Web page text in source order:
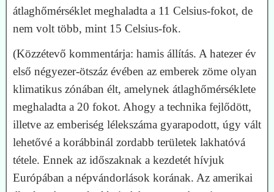
átlaghőmérséklet meghaladta a 11 Celsius-fokot, de
nem volt több, mint 15 Celsius-fok.
(Közzétevő kommentárja: hamis állítás. A hatezer év
első négyezer-ötszáz évében az emberek zöme olyan
klimatikus zónában élt, amelynek átlaghőmérséklete
meghaladta a 20 fokot. Ahogy a technika fejlődött,
illetve az emberiség lélekszáma gyarapodott, úgy vált
lehetővé a korábbinál zordabb területek lakhatóvá
tétele. Ennek az időszaknak a kezdetét hívjuk
Európában a népvándorlások korának. Az amerikai